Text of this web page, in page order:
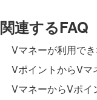
関連するFAQ
Vマネーが利用で
VポイントからVマ
VマネーからVポイ